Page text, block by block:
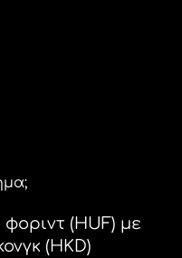
(HUF) με
(HKD)